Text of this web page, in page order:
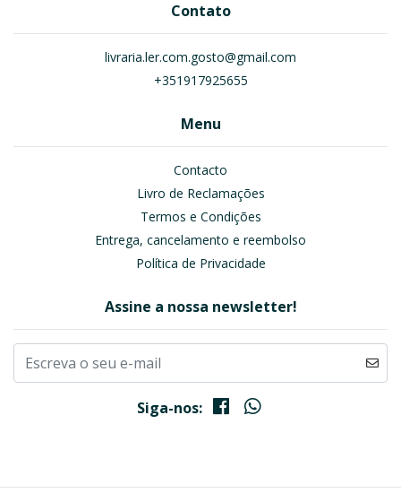
Contato
livraria.ler.com.gosto@gmail.com
+351917925655
Menu
Contacto
Livro de Reclamações
Termos e Condições
Entrega, cancelamento e reembolso
Política de Privacidade
Assine a nossa newsletter!
Siga-nos: